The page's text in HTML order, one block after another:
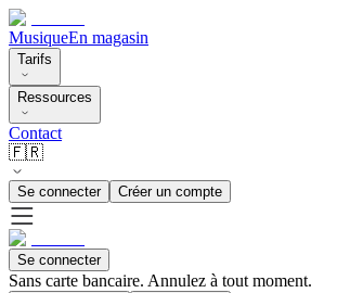
MusiqueEn magasin
Tarifs
Ressources
Contact
🇫🇷
Se connecter Créer un compte
Se connecter
Sans carte bancaire. Annulez à tout moment.